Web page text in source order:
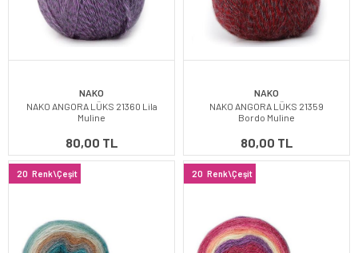
NAKO
NAKO ANGORA LÜKS 21360 Lila
Muline
80,00 TL
NAKO
NAKO ANGORA LÜKS 21359
Bordo Muline
80,00 TL
20 Renk\Çeşit 20 Renk\Çeşit